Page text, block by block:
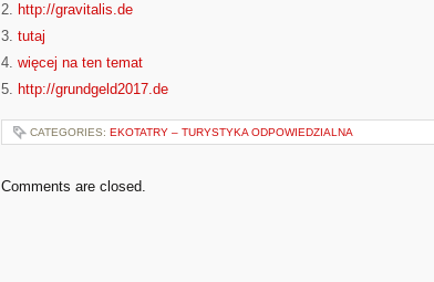
2. http://gravitalis.de
3. tutaj
4. więcej na ten temat
5. http://grundgeld2017.de
CATEGORIES: EKOTATRY – TURYSTYKA ODPOWIEDZIALNA
Comments are closed.